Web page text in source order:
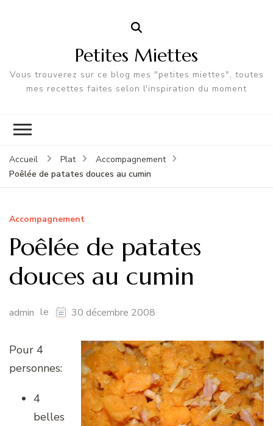
Petites Miettes
Vous trouverez sur ce blog mes "petites miettes", toutes
mes recettes faites selon l'inspiration du moment
Accueil Plat
Accompagnement
Poêlée de patates douces au cumin
Accompagnement
Poêlée de patates
douces au cumin
admin le 30 décembre 2008
Pour 4
personnes:
4
belles